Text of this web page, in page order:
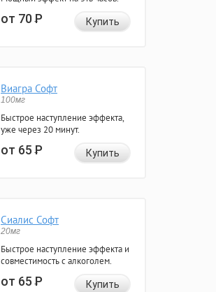
от 70Р Купить
Виагра Софт
100мг
Быстрое наступление эффекта,
уже через 20 минут.
от 65Р Купить
Сиалис Софт
20мг
Быстрое наступление эффекта и
совместимость с алкоголем.
от 65Р Купить